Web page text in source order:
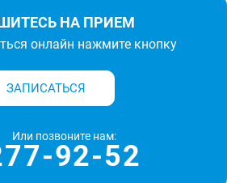
НА ПРИЕМ
онлайн нажмите кнопку
ЗАПИСАТЬСЯ
Или позвоните нам:
92-52